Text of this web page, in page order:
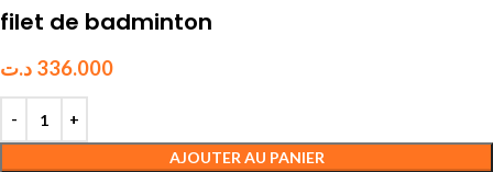
filet de badminton
336.000 د.ت
AJOUTER AU PANIER